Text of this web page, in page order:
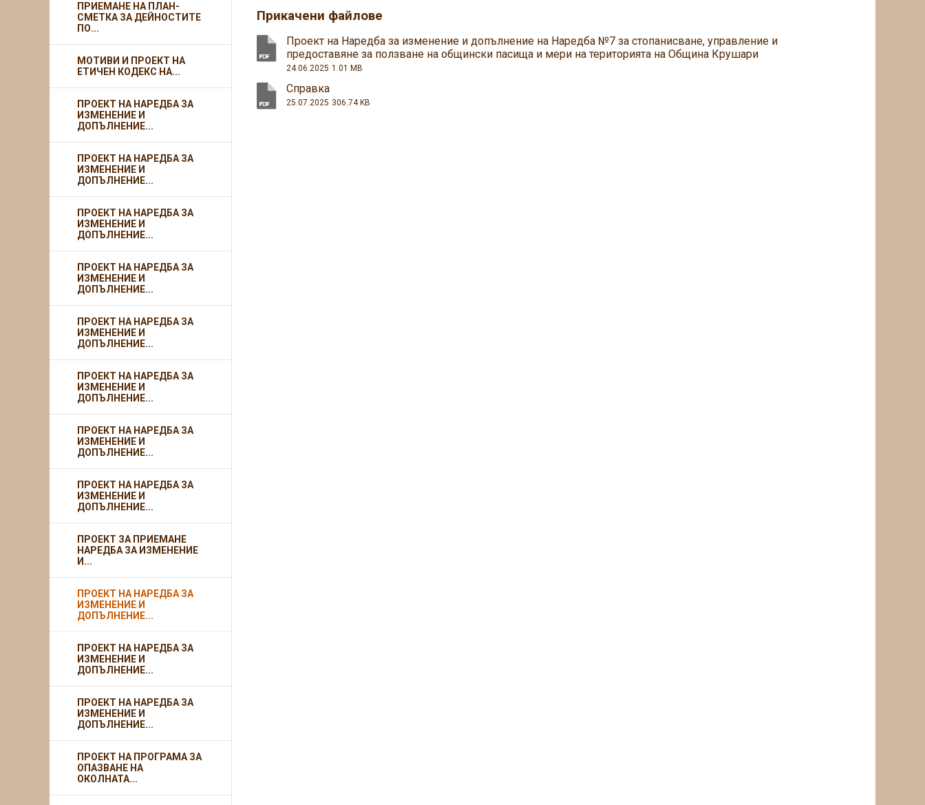
Прикачени файлове
Проект на Наредба за изменение и допълнение на Наредба №7 за стопанисване, управление и
предоставяне за ползване на общински пасища и мери на територията на Община Крушари
24.06.2025 1.01 MB
Справка
25.07.2025 306.74 KB
ПРИЕМАНЕ НА ПЛАН-
СМЕТКА ЗА ДЕЙНОСТИТЕ
ПО...
МОТИВИ И ПРОЕКТ НА
ЕТИЧЕН КОДЕКС НА...
ПРОЕКТ НА НАРЕДБА ЗА
ИЗМЕНЕНИЕ И
ДОПЪЛНЕНИЕ...
ПРОЕКТ НА НАРЕДБА ЗА
ИЗМЕНЕНИЕ И
ДОПЪЛНЕНИЕ...
ПРОЕКТ НА НАРЕДБА ЗА
ИЗМЕНЕНИЕ И
ДОПЪЛНЕНИЕ...
ПРОЕКТ НА НАРЕДБА ЗА
ИЗМЕНЕНИЕ И
ДОПЪЛНЕНИЕ...
ПРОЕКТ НА НАРЕДБА ЗА
ИЗМЕНЕНИЕ И
ДОПЪЛНЕНИЕ...
ПРОЕКТ НА НАРЕДБА ЗА
ИЗМЕНЕНИЕ И
ДОПЪЛНЕНИЕ...
ПРОЕКТ НА НАРЕДБА ЗА
ИЗМЕНЕНИЕ И
ДОПЪЛНЕНИЕ...
ПРОЕКТ НА НАРЕДБА ЗА
ИЗМЕНЕНИЕ И
ДОПЪЛНЕНИЕ...
ПРОЕКТ ЗА ПРИЕМАНЕ
НАРЕДБА ЗА ИЗМЕНЕНИЕ
И...
ПРОЕКТ НА НАРЕДБА ЗА
ИЗМЕНЕНИЕ И
ДОПЪЛНЕНИЕ...
ПРОЕКТ НА НАРЕДБА ЗА
ИЗМЕНЕНИЕ И
ДОПЪЛНЕНИЕ...
ПРОЕКТ НА НАРЕДБА ЗА
ИЗМЕНЕНИЕ И
ДОПЪЛНЕНИЕ...
ПРОЕКТ НА ПРОГРАМА ЗА
ОПАЗВАНЕ НА
ОКОЛНАТА...